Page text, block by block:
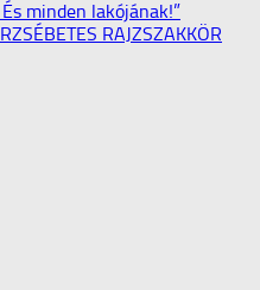
minden lakójának!”
RAJZSZAKKÖR